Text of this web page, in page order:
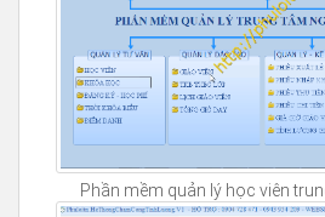
Phần mềm quản lý học viên